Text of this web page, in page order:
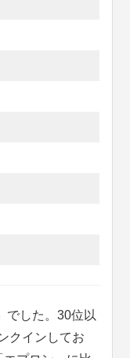
でした。30位以
クインしてお